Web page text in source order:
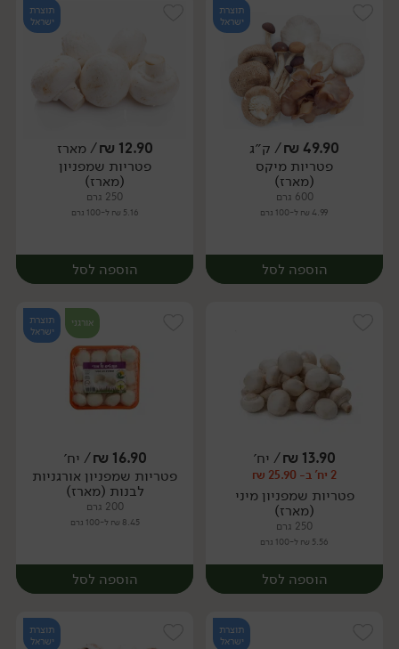
מארז מארז
תוצרת
ישראל
49.90
₪/ ק״ג
פטריות מיקס
(מארז)
600 גרם
4.99 ₪ ל-100 גרם
הוספה לסל
מארז
תוצרת
ישראל
12.90
₪/ מארז
פטריות שמפניון
(מארז)
250 גרם
5.16 ₪ ל-100 גרם
הוספה לסל
מארז
13.90
₪/ יח׳
2 יח' ב- 25.90 ₪
פטריות שמפניון מיני
(מארז)
250 גרם
5.56 ₪ ל-100 גרם
הוספה לסל
אורגני
תוצרת
ישראל
16.90
₪/ יח׳
פטריות שמפניון אורגניות
לבנות (מארז)
200 גרם
8.45 ₪ ל-100 גרם
הוספה לסל
תוצרת
ישראל
תוצרת
ישראל